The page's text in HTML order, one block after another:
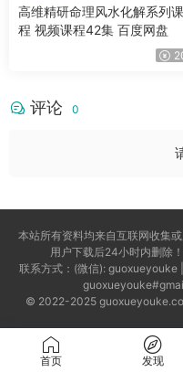
高维精研命理风水化解系列课
程 视频课程42集 百度网盘
评论 0
本站所有资料均来自互联网收集
用户下载后24小时内删除
联系方式：(微信): guoxueyouke
© 2022-2025
首页 发现